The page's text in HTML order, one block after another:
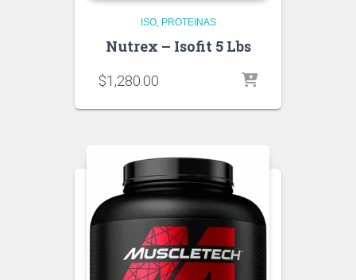
ISO PROTEINAS
Nutrex – Isofit 5 Lbs
$1,280.00